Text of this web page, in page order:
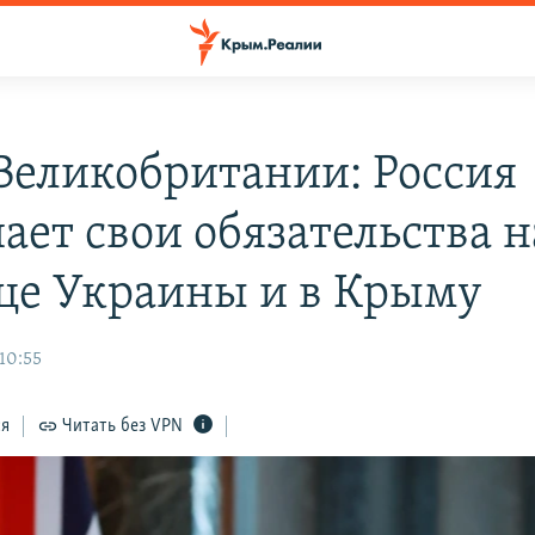
Россия
свои обязательства
Украины и в Крыму
Читать без VPN